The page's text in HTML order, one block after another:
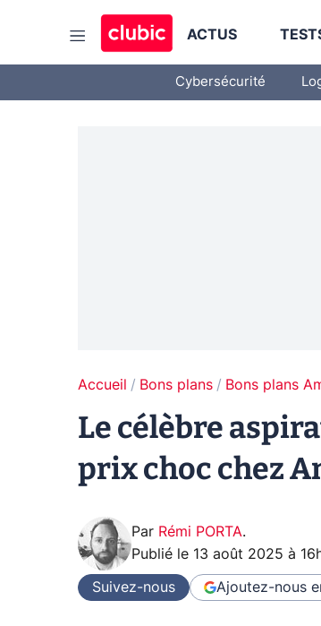
ACTUS
Cybersécurité
Accueil Bons plans Bons plans
Le célèbre
prix choc chez
Par Rémi PORTA.
Publié le 13 août 2025 à
Suivez-nous Ajoutez-nous